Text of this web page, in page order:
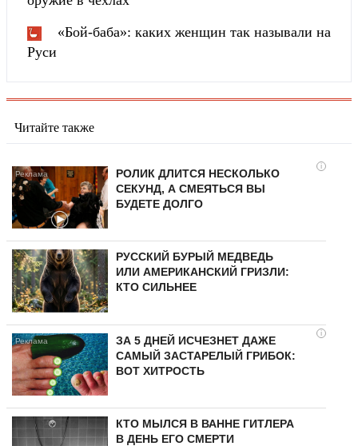
«Бой-баба»: каких женщин так называли на
Руси
Читайте также
i
РОЛИК ДЛИТСЯ НЕСКОЛЬКО
СЕКУНД, А СМЕЯТЬСЯ ВЫ
БУДЕТЕ ДОЛГО
РУССКИЙ БУРЫЙ МЕДВЕДЬ
ИЛИ АМЕРИКАНСКИЙ ГРИЗЛИ:
КТО СИЛЬНЕЕ
i
ЗА 5 ДНЕЙ ИСЧЕЗНЕТ ДАЖЕ
САМЫЙ ЗАСТАРЕЛЫЙ ГРИБОК:
ВОТ ХИТРОСТЬ
КТО МЫЛСЯ В ВАННЕ ГИТЛЕРА
В ДЕНЬ ЕГО СМЕРТИ